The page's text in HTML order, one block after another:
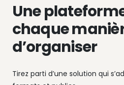
Une
chaque
d’organiser
Tirez parti d’une solution qui